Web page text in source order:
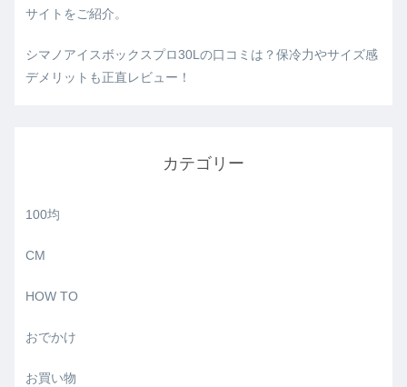
サイトをご紹介。
シマノアイスボックスプロ30Lの口コミは？保冷力やサイズ感
デメリットも正直レビュー！
カテゴリー
100均
CM
HOW TO
おでかけ
お買い物